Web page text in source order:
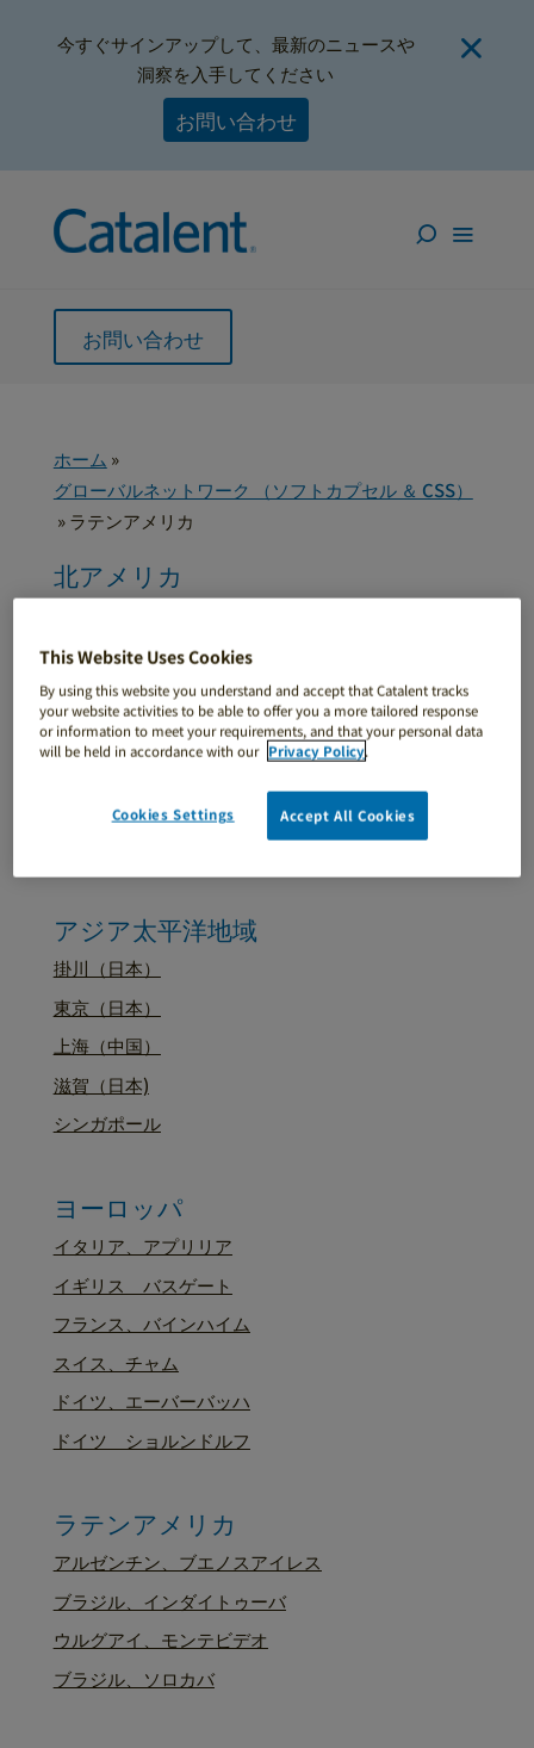
今すぐサインアップして、最新のニュースや
洞察を入手してください
お問い合わせ
お問い合わせ
ホーム »
グローバルネットワーク （ソフトカプセル ＆ CSS）
»ラテンアメリカ
北アメリカ
アメリカ合衆国 フィラデルフィア
アメリカ、セントピーターズバーグ
アメリカ合衆国 サンディエゴ
アメリカ合衆国、ウィンチェスター
アジア太平洋地域
掛川（日本）
東京（日本）
上海（中国）
滋賀（日本)
シンガポール
ヨーロッパ
イタリア、アプリリア
イギリス バスゲート
フランス、バインハイム
スイス、チャム
ドイツ、エーバーバッハ
ドイツ ショルンドルフ
ラテンアメリカ
アルゼンチン、ブエノスアイレス
ブラジル、インダイトゥーバ
ウルグアイ、モンテビデオ
ブラジル、ソロカバ
This Website Uses Cookies
By using this website you understand and accept that Catalent tracks
your website activities to be able to offer you a more tailored response
or information to meet your requirements, and that your personal data
will be held in accordance with our Privacy Policy.
Cookies Settings Accept All Cookies